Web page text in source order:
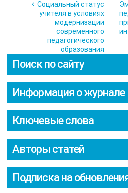
Социальный статус
учителя в условиях
модернизации
современного
педагогического
образования
Поиск по сайту
Информация о журнале
Ключевые слова
Авторы статей
Подписка на